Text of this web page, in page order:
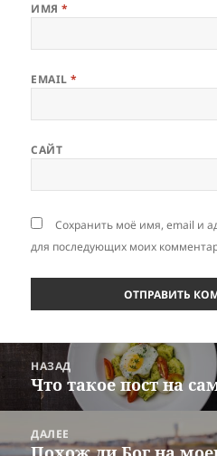
ИМЯ*
EMAIL*
САЙТ
Сохранить моё имя, email и
для последующих моих
Навигация
по
записям
НАЗАД
Предыдущая
запись:
Что такое пост на
ДАЛЕЕ